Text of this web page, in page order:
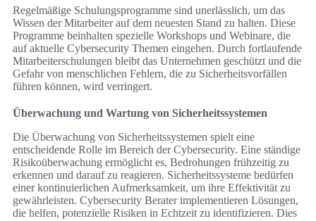
Regelmäßige Schulungsprogramme sind unerlässlich, um das
Wissen der Mitarbeiter auf dem neuesten Stand zu halten. Diese
Programme beinhalten spezielle Workshops und Webinare, die
auf aktuelle Cybersecurity Themen eingehen. Durch fortlaufende
Mitarbeiterschulungen bleibt das Unternehmen geschützt und die
Gefahr von menschlichen Fehlern, die zu Sicherheitsvorfällen
führen können, wird verringert.
Überwachung und Wartung von Sicherheitssystemen
Die Überwachung von Sicherheitssystemen spielt eine
entscheidende Rolle im Bereich der Cybersecurity. Eine ständige
Risikoüberwachung ermöglicht es, Bedrohungen frühzeitig zu
erkennen und darauf zu reagieren. Sicherheitssysteme bedürfen
einer kontinuierlichen Aufmerksamkeit, um ihre Effektivität zu
gewährleisten. Cybersecurity Berater implementieren Lösungen,
die helfen, potenzielle Risiken in Echtzeit zu identifizieren. Dies